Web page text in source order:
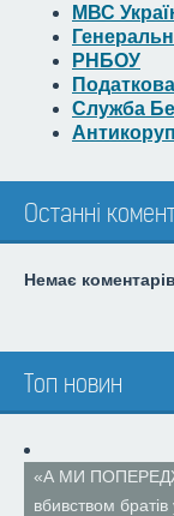
МВС
РНБОУ
Служба
Останні
Немає коментарів
Топ новин
«А МИ
вбивством братів